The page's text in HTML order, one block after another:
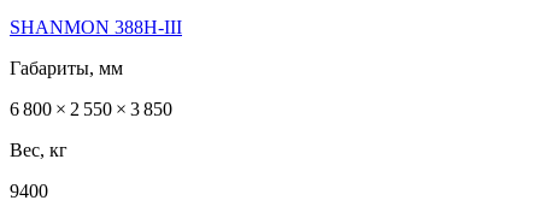
SHANMON 388Н-III
Габариты, мм
6 800 × 2 550 × 3 850
Вес, кг
9400